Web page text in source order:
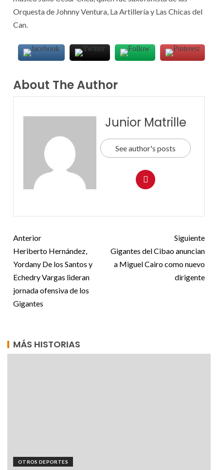
Orquesta de Johnny Ventura, La Artillería y Las Chicas del
Can.
About The Author
Junior Matrille
See author's posts
Anterior
Heriberto Hernández,
Yordany De los Santos y
Echedry Vargas lideran
jornada ofensiva de los
Gigantes
Siguiente
Gigantes del Cibao anuncian
a Miguel Cairo como nuevo
dirigente
MÁS HISTORIAS
OTROS DEPORTES